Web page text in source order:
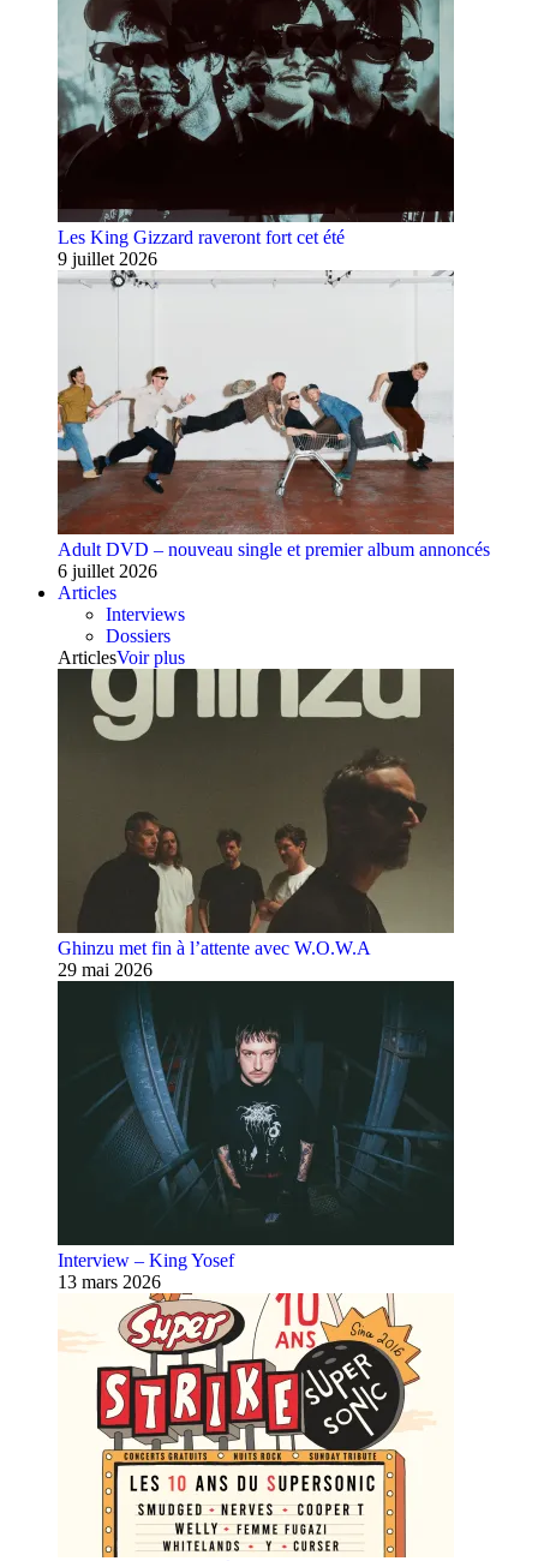
Les King Gizzard raveront fort cet été
9 juillet 2026
Adult DVD – nouveau single et premier album annoncés
6 juillet 2026
Articles
Interviews
Dossiers
ArticlesVoir plus
Ghinzu met fin à l’attente avec W.O.W.A
29 mai 2026
Interview – King Yosef
13 mars 2026